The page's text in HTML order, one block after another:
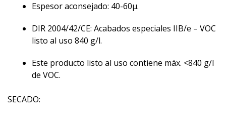
Espesor aconsejado: 40-60µ.
DIR 2004/42/CE: Acabados especiales IIB/e – VOC
listo al uso 840 g/l.
Este producto listo al uso contiene máx. <840 g/l
de VOC.
SECADO: